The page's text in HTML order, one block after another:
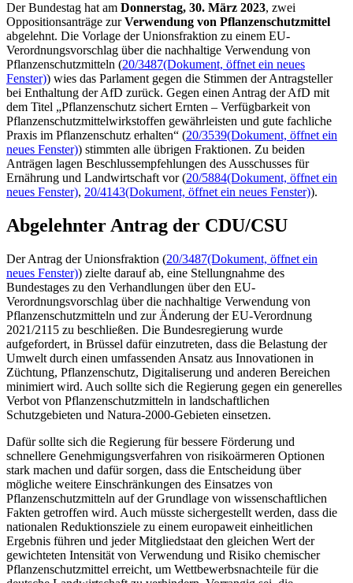
Der Bundestag hat am Donnerstag, 30. März 2023, zwei
Oppositionsanträge zurVerwendung von Pflanzenschutzmittel
abgelehnt. Die Vorlage der Unionsfraktion zu einem EU-
Verordnungsvorschlag über die nachhaltige Verwendung von
Pflanzenschutzmitteln (20/3487(Dokument, öffnet ein neues
Fenster)) wies das Parlament gegen die Stimmen der Antragsteller
bei Enthaltung der AfD zurück. Gegen einen Antrag der AfD mit
dem Titel „Pflanzenschutz sichert Ernten – Verfügbarkeit von
Pflanzenschutzmittelwirkstoffen gewährleisten und gute fachliche
Praxis im Pflanzenschutz erhalten“ (20/3539(Dokument, öffnet ein
neues Fenster)) stimmten alle übrigen Fraktionen. Zu beiden
Anträgen lagen Beschlussempfehlungen des Ausschusses für
Ernährung und Landwirtschaft vor (20/5884(Dokument, öffnet ein
neues Fenster), 20/4143(Dokument, öffnet ein neues Fenster)).
Abgelehnter Antrag der CDU/CSU
Der Antrag der Unionsfraktion (20/3487(Dokument, öffnet ein
neues Fenster)) zielte darauf ab, eine Stellungnahme des
Bundestages zu den Verhandlungen über den EU-
Verordnungsvorschlag über die nachhaltige Verwendung von
Pflanzenschutzmitteln und zur Änderung der EU-Verordnung
2021/2115 zu beschließen. Die Bundesregierung wurde
aufgefordert, in Brüssel dafür einzutreten, dass die Belastung der
Umwelt durch einen umfassenden Ansatz aus Innovationen in
Züchtung, Pflanzenschutz, Digitaliserung und anderen Bereichen
minimiert wird. Auch sollte sich die Regierung gegen ein generelles
Verbot von Pflanzenschutzmitteln in landschaftlichen
Schutzgebieten und Natura-2000-Gebieten einsetzen.
Dafür sollte sich die Regierung für bessere Förderung und
schnellere Genehmigungsverfahren von risikoärmeren Optionen
stark machen und dafür sorgen, dass die Entscheidung über
mögliche weitere Einschränkungen des Einsatzes von
Pflanzenschutzmitteln auf der Grundlage von wissenschaftlichen
Fakten getroffen wird. Auch müsste sichergestellt werden, dass die
nationalen Reduktionsziele zu einem europaweit einheitlichen
Ergebnis führen und jeder Mitgliedstaat den gleichen Wert der
gewichteten Intensität von Verwendung und Risiko chemischer
Pflanzenschutzmittel erreicht, um Wettbewerbsnachteile für die